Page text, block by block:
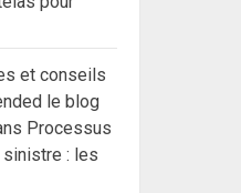
et conseils
le blog
Processus
: les